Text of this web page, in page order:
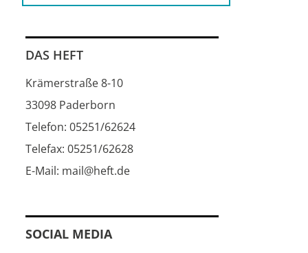
DAS HEFT
Krämerstraße 8-10
33098 Paderborn
Telefon: 05251/62624
Telefax: 05251/62628
E-Mail: mail@heft.de
SOCIAL MEDIA